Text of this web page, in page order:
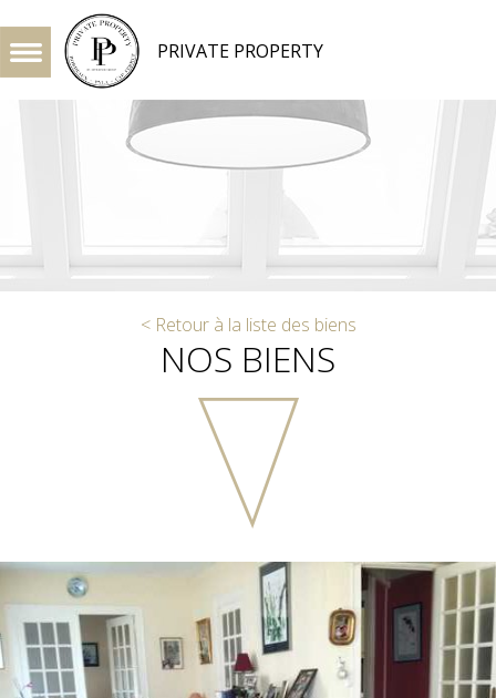
PRIVATE PROPERTY
NOS BIENS
< Retour à la liste des biens